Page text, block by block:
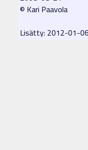
© Kari Paavola
Lisätty: 2012-01-